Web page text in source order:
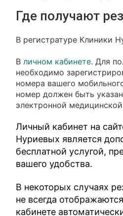
Где получают
В регистратуре Клиники
Вличном кабинете. Для
необходимо
номера вашего
номер должен быть
электронной медицинской
Личный кабинет на
Нуриевых является
бесплатной услугой,
вашего удобства.
В некоторых случаях
не всегда
кабинете